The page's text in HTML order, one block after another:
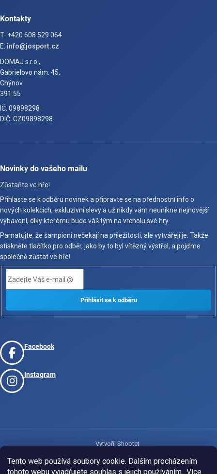
Tento web používá soubory cookie. Dalším procházením
tohoto webu vyjadřujete souhlas s jejich používáním.. Více
Kontakty
T: +420 608 529 064
E: info@josport.cz
DOMAJ s.r.o.,
Gabrielovo nám. 45,
Chýnov
391 55
IČ: 09898298
DIČ: CZ09898298
Novinky do vašeho mailu
Zůstaňte ve hře!
Přihlaste se k odběru novinek a připravte se na přednostní info o
nových kolekcích, exkluzivní slevy a už nikdy vám neunikne nejnovější
vybavení, díky kterému bude váš tým na vrcholu své hry.
Pamatujte, že šampioni nečekají na příležitosti, ale vytvářejí je. Takže
stiskněte tlačítko pro odběr, jako by to byl vítězný výstřel, a pojďme
společně zůstat ve hře!
Facebook
Instagram
Vytvořil Shoptet